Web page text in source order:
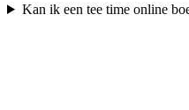
Kan ik een tee time online